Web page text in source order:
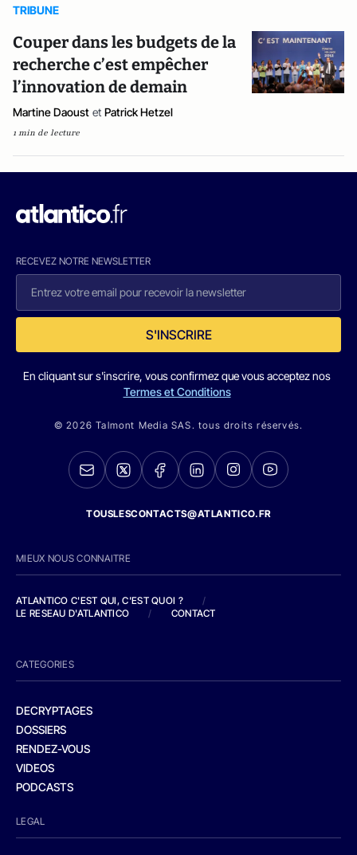
TRIBUNE
Couper dans les budgets de la
recherche c’est empêcher
l’innovation de demain
Martine Daoust et Patrick Hetzel
1 min de lecture
RECEVEZ NOTRE NEWSLETTER
S'INSCRIRE
En cliquant sur s'inscrire, vous confirmez que vous acceptez nos
Termes et Conditions
© 2026 Talmont Media SAS. tous droits réservés.
TOUSLESCONTACTS@ATLANTICO.FR
MIEUX NOUS CONNAITRE
ATLANTICO C'EST QUI, C'EST QUOI ?
/
LE RESEAU D'ATLANTICO
/ CONTACT
CATEGORIES
DECRYPTAGES
DOSSIERS
RENDEZ-VOUS
VIDEOS
PODCASTS
LEGAL